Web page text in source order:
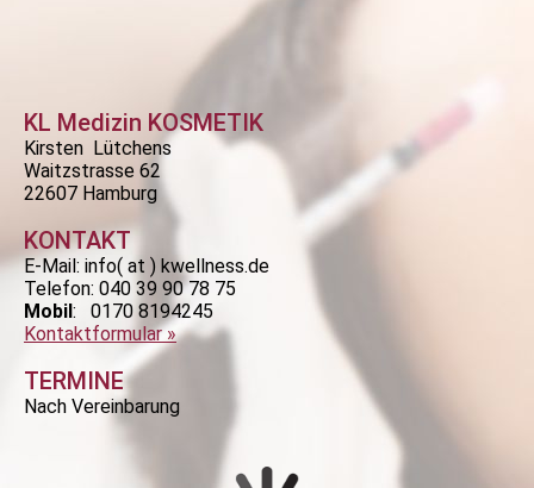
KL Medizin KOSMETIK
Kirsten Lütchens
Waitzstrasse 62
22607 Hamburg
KONTAKT
E-Mail: info( at ) kwellness.de
Telefon: 040 39 90 78 75
Mobil: 0170 8194245
Kontaktformular »
TERMINE
Nach Vereinbarung